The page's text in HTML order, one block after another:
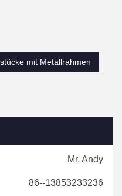
mit Metallrahmen
Mr. Andy
86--13853233236